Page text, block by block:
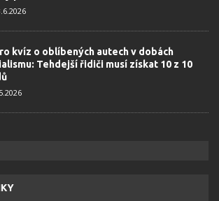
kvíz o oblíbených autech v dobách
Tehdejší řidiči musí získat 10 z 10